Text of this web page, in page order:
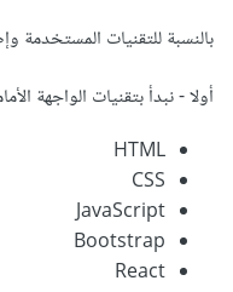
بالنسبة للتقنيات المستخدمة
أولا - نبدأ بتقنيات الواجهة
HTML
CSS
JavaScript
Bootstrap
React